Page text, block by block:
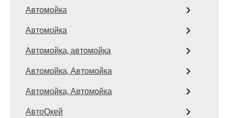
Автомойка
Автомойка
Автомойка, автомойка
Автомойка, Автомойка
Автомойка, Автомойка
АвтоОкей